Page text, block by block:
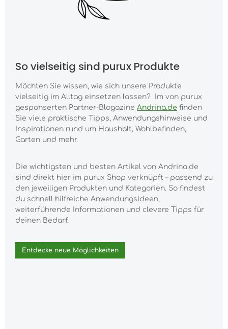
So vielseitig sind purux Produkte
Möchten Sie wissen, wie sich unsere Produkte
vielseitig im Alltag einsetzen lassen? Im von purux
gesponserten Partner-Blogazine Andrina.de finden
Sie viele praktische Tipps, Anwendungshinweise und
Inspirationen rund um Haushalt, Wohlbefinden,
Garten und mehr.
Die wichtigsten und besten Artikel von Andrina.de
sind direkt hier im purux Shop verknüpft – passend zu
den jeweiligen Produkten und Kategorien. So findest
du schnell hilfreiche Anwendungsideen,
weiterführende Informationen und clevere Tipps für
deinen Bedarf.
Entdecke neue Möglichkeiten